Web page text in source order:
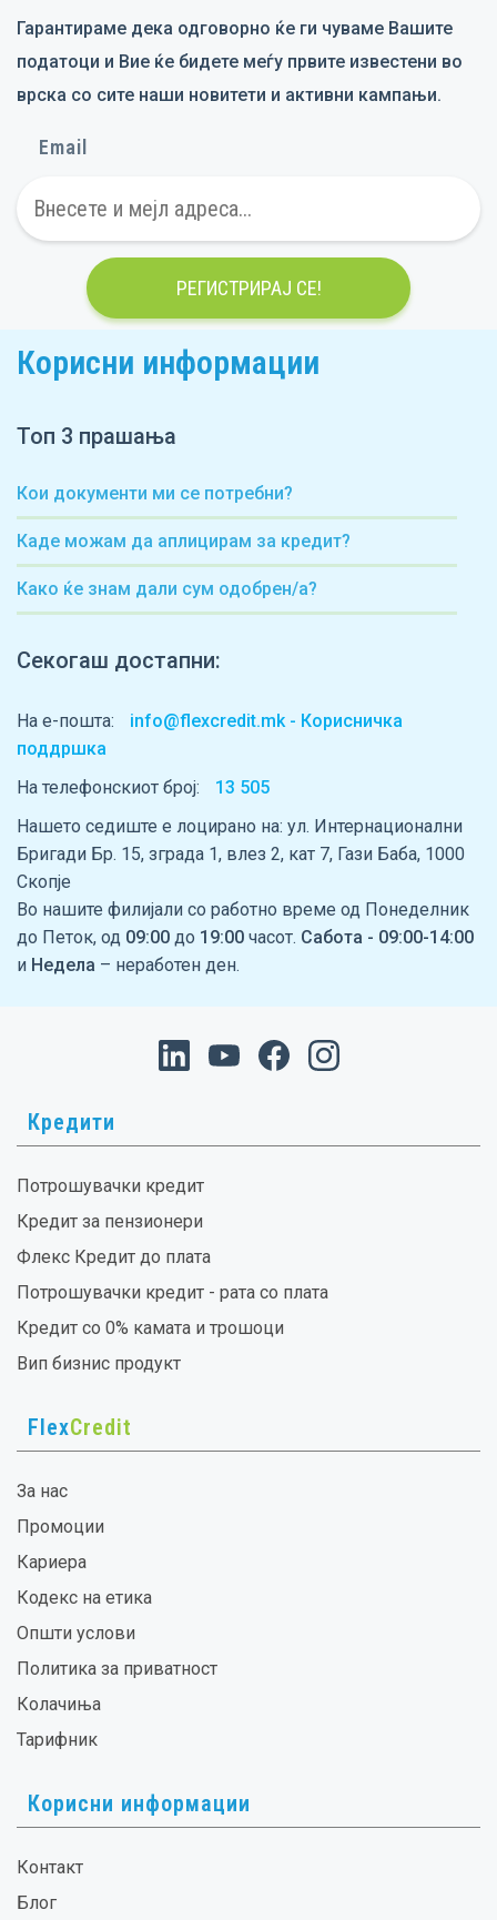
Гарантираме дека одговорно ќе ги чуваме Вашите
податоци и Вие ќе бидете меѓу првите известени во
врска со сите наши новитети и активни кампањи.
Email
РЕГИСТРИРАЈ СЕ!
Корисни информации
Топ 3 прашања
Кои документи ми се потребни?
Каде можам да аплицирам за кредит?
Како ќе знам дали сум одобрен/а?
Секогаш достапни:
На е-пошта:
info@flexcredit.mk - Корисничка
поддршка
На телефонскиот број:
13 505
Нашето седиште е лоцирано на: ул. Интернационални
Бригади Бр. 15, зграда 1, влез 2, кат 7, Гази Баба, 1000
Скопје
Во нашите филијали со работно време од Понеделник
до Петок, од 09:00 до 19:00 часот. Сабота - 09:00-14:00
и Недела – неработен ден.
Кредити
Потрошувачки кредит
Кредит за пензионери
Флекс Кредит до плата
Потрошувачки кредит - рата со плата
Кредит со 0% камата и трошоци
Вип бизнис продукт
FlexCredit
За нас
Промоции
Кариера
Кодекс на етика
Општи услови
Политика за приватност
Колачиња
Тарифник
Корисни информации
Контакт
Блог